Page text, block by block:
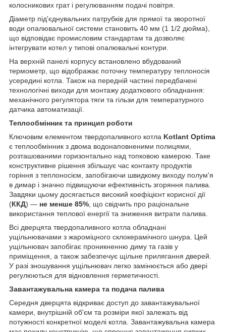
колосникових грат і регулюванням подачі повітря.
Діаметр під'єднувальних патрубків для прямої та зворотної
води опалювальної системи становить 40 мм (1 1/2 дюйма),
що відповідає промисловим стандартам та дозволяє
інтегрувати котел у типові опалювальні контури.
На верхній панелі корпусу встановлено вбудований
термометр, що відображає поточну температуру теплоносія
усередині котла. Також на передній частині передбачені
технологічні виходи для монтажу додаткового обладнання:
механічного регулятора тяги та гільзи для температурного
датчика автоматизації.
Теплообмінник та принцип роботи
Ключовим елементом твердопаливного котла Kotlant Optima
є теплообмінник з двома водонаповненими полицями,
розташованими горизонтально над топковою камерою. Таке
конструктивне рішення збільшує час контакту продуктів
горіння з теплоносієм, запобігаючи швидкому виходу полум'я
в димар і значно підвищуючи ефективність згоряння палива.
Завдяки цьому досягається високий коефіцієнт корисної дії
(ККД) — не менше 85% , що свідчить про раціональне
використання теплової енергії та зниження витрати палива.
Всі дверцята твердопаливного котла обладнані
ущільнювачами з жароміцного склокерамічного шнура. Цей
ущільнювач запобігає проникненню диму та газів у
приміщення, а також забезпечує щільне прилягання дверей.
У разі зношування ущільнювач легко замінюється або двері
регулюються для відновлення герметичності.
Завантажувальна камера та подача палива
Середня дверцята відкриває доступ до завантажувальної
камери, внутрішній об'єм та розміри якої залежать від
потужності конкретної моделі котла. Завантажувальна камера